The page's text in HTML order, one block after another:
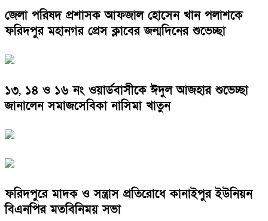
জেলা পরিষদ প্রশাসক আফজাল হোসেন খান পলাশকে
ফরিদপুর মহানগর প্রেস ক্লাবের জন্মদিনের শুভেচ্ছা
১৩, ১৪ ও ১৬ নং ওয়ার্ডবাসীকে ঈদুল আজহার শুভেচ্ছা
জানালেন সমাজসেবিকা নাসিমা খাতুন
ফরিদপুরে মাদক ও সন্ত্রাস প্রতিরোধে কানাইপুর ইউনিয়ন
বিএনপির মতবিনিময় সভা